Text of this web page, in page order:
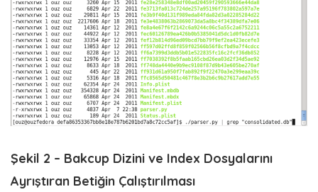
Şekil 2 – Bakcup Dizini ve Index Dosyalarını
Ayrıştıran Betiğin Çalıştırılması